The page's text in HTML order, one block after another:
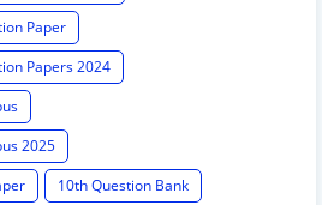
Paper
Papers 2024
2025
10th Question Bank